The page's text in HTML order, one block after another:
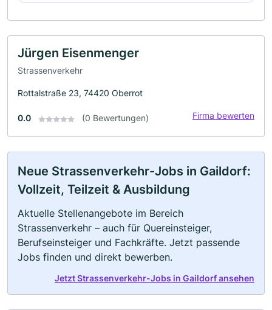
Jürgen Eisenmenger
Strassenverkehr
Rottalstraße 23, 74420 Oberrot
0.0 (0 Bewertungen) Firma bewerten
Neue Strassenverkehr-Jobs in Gaildorf:
Vollzeit, Teilzeit & Ausbildung
Aktuelle Stellenangebote im Bereich
Strassenverkehr – auch für Quereinsteiger,
Berufseinsteiger und Fachkräfte. Jetzt passende
Jobs finden und direkt bewerben.
Jetzt Strassenverkehr-Jobs in Gaildorf ansehen